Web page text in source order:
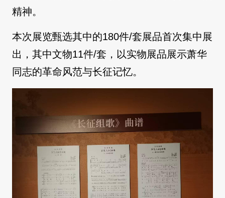
精神。
本次展览甄选其中的180件/套展品首次集中展
出，其中文物11件/套，以实物展品展示萧华
同志的革命风范与长征记忆。